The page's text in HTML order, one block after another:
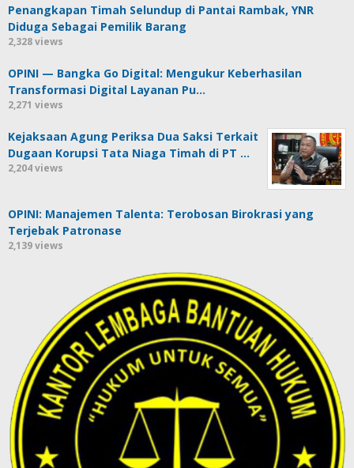
Penangkapan Timah Selundup di Pantai Rambak, YNR
Diduga Sebagai Pemilik Barang
2,328 views
OPINI — Bangka Go Digital: Mengukur Keberhasilan
Transformasi Digital Layanan Pu…
2,271 views
Kejaksaan Agung Periksa Dua Saksi Terkait
Dugaan Korupsi Tata Niaga Timah di PT …
2,204 views
OPINI: Manajemen Talenta: Terobosan Birokrasi yang
Terjebak Patronase
2,139 views